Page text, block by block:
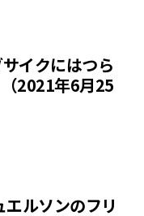
イクにはつら
2021年6月25
ルソンのフリ